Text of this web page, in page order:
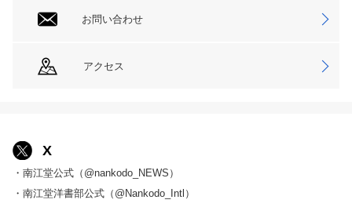
お問い合わせ
アクセス
X
・南江堂公式（@nankodo_NEWS）
・南江堂洋書部公式（@Nankodo_Intl）